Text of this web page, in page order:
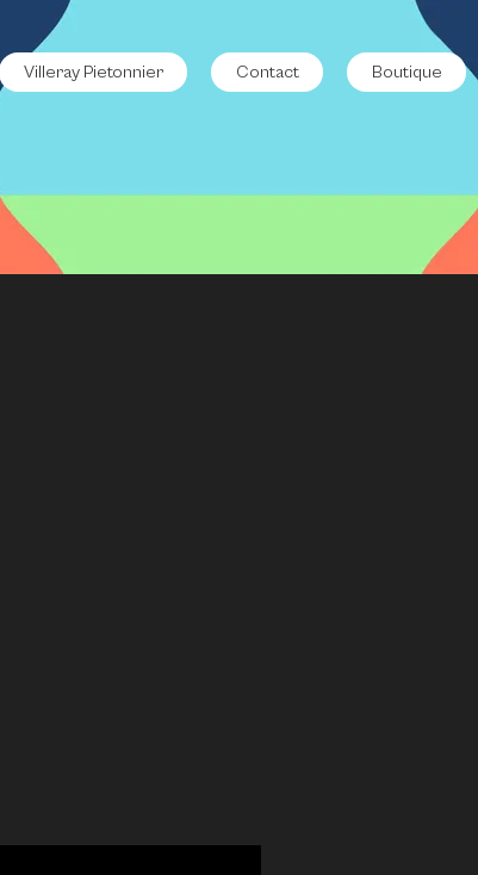
Villeray Pietonnier Contact Boutique